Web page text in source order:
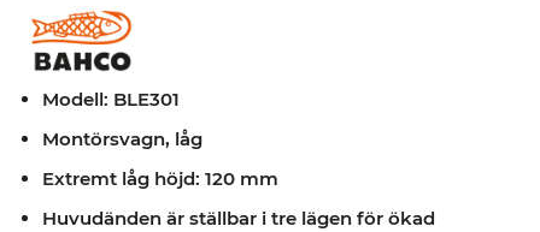
Modell: BLE301
Montörsvagn, låg
Extremt låg höjd: 120 mm
Huvudänden är ställbar i tre lägen för ökad